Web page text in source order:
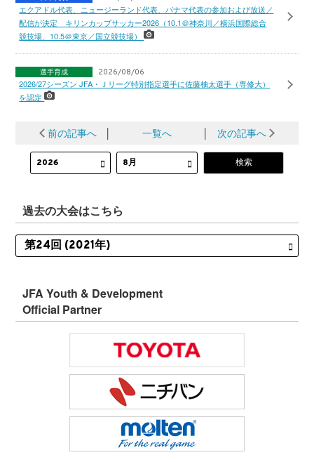
エクアドル代表、ニュージーランド代表、パナマ代表の参加および放送／
配信が決定 キリンカップサッカー2026（10.1＠神奈川／横浜国際総合
競技場、10.5＠東京／国立競技場）
選手育成 2026/08/06
2026/27シーズン JFA・Ｊリーグ特別指定選手に佐藤柚太選手（専修大）
を認定
前の記事へ │ 一覧へ │ 次の記事へ
過去の大会はこちら
JFA Youth & Development
Official Partner